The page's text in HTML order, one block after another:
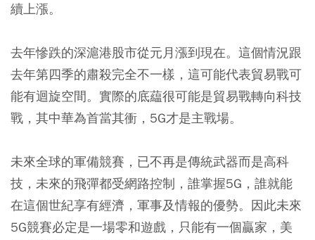
續上漲。
去年慘跌的深滬港股市從元月漲到現在。這個情況跟
去年第四季的肅殺完全不一樣，這可能代表貿易戰可
能有迴旋空間。實際的底藴很可能是貿易戰轉向科技
戰，其中華為首當其衝，5G才是主戰場。
未來全球的軍備競賽，已不再是傳統武器而是高科
技，未來的飛彈都受網路控制，誰掌握5G，誰就能
在這個世紀享有經濟，軍事及情報的優勢。因此未來
5G競賽必定是一場零和遊戲，只能有一個贏家，美